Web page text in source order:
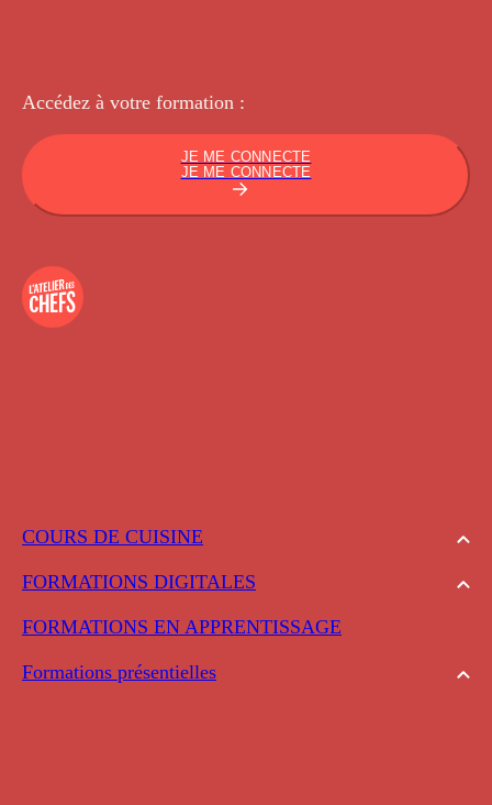
COURS DE CUISINE
FORMATIONS DIGITALES
FORMATIONS EN APPRENTISSAGE
Formations présentielles
Accédez à votre formation :
JE ME CONNECTE
JE ME CONNECTE